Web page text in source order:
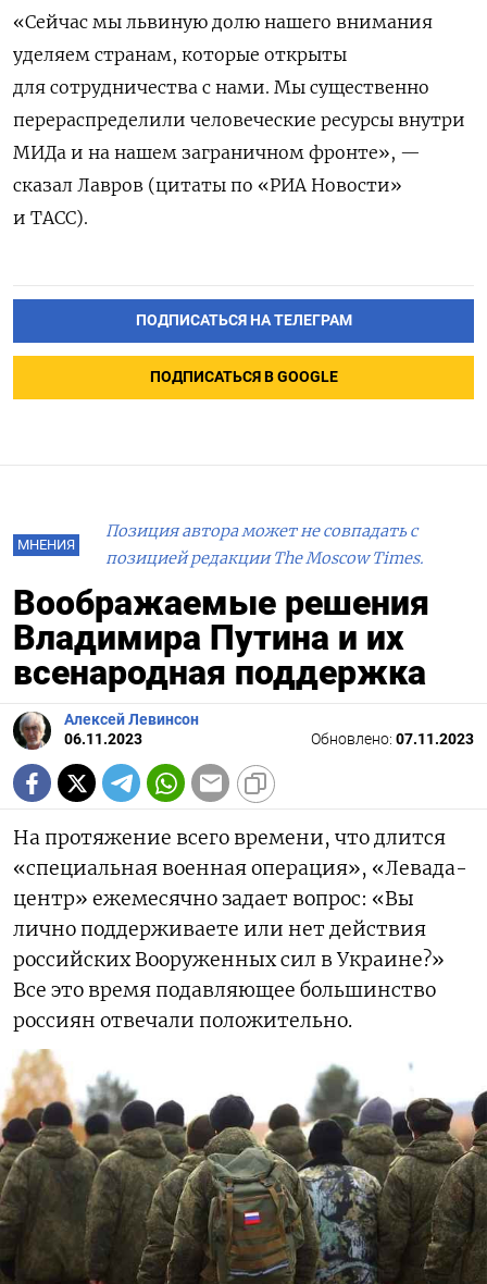
«Сейчас мы львиную долю нашего внимания
уделяем странам, которые открыты
для сотрудничества с нами. Мы существенно
перераспределили человеческие ресурсы внутри
МИДа и на нашем заграничном фронте», —
сказал Лавров (цитаты по «РИА Новости»
и ТАСС).
ПОДПИСАТЬСЯ НА ТЕЛЕГРАМ
ПОДПИСАТЬСЯ В GOOGLE
МНЕНИЯ
Позиция автора может не совпадать с
позицией редакции The Moscow Times.
Воображаемые решения
Владимира Путина и их
всенародная поддержка
Алексей Левинсон
06.11.2023
Обновлено: 07.11.2023
На протяжение всего времени, что длится
«специальная военная операция», «Левада-
центр» ежемесячно задает вопрос: «Вы
лично поддерживаете или нет действия
российских Вооруженных сил в Украине?»
Все это время подавляющее большинство
россиян отвечали положительно.